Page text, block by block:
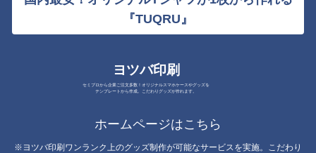
『TUQRU』
ヨツバ印刷
セミプロから企業ご注文多数！オリジナルスマホケースやグッズを
テンプレートから作成。こだわりグッズが作れます。
ホームページはこちら
※ヨツバ印刷ワンランク上のグッズ制作が可能なサービスを実施。こだわり